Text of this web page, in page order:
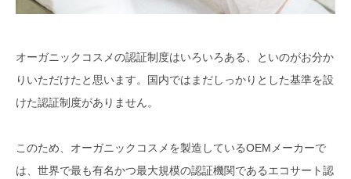
「COSMEBIO（コスメビオ）」
メガイドラインを策定「BDIH（ド
イツ化粧品医薬品商工業企業連
盟）」
「Soil Association（ソイル・アソ
シエーション）」
オーガニックコスメの認証制度はいろいろある、といのがお分か
りいただけたと思います。国内ではまだしっかりとした基準を設
けた認証制度がありません。
このため、オーガニックコスメを製造しているOEMメーカーで
は、世界で最も有名かつ最大規模の認証機関であるエコサート認